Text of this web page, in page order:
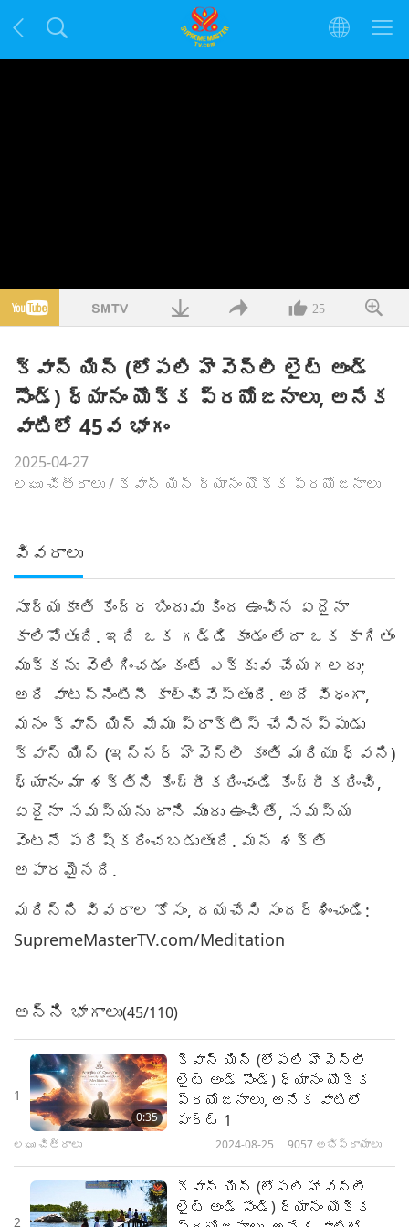
25
క్వాన్ యిన్ (లోపలి హెవెన్లీ లైట్ అండ్
సౌండ్) ధ్యానం యొక్క ప్రయోజనాలు, అనేక
వాటిలో 45వ భాగం
2025-04-27
లఘు చిత్రాలు/ క్వాన్ యిన్ ధ్యానం యొక్క ప్రయోజనాలు
వివరాలు
సూర్యకాంతి కేంద్ర బిందువు కింద ఉంచిన ఏదైనా
కాలిపోతుంది. ఇది ఒక గడ్డి కాండం లేదా ఒక కాగితం
ముక్కను వెలిగించడం కంటే ఎక్కువ చేయగలదు;
అది వాటన్నింటినీ కాల్చివేస్తుంది. అదే విధంగా,
మనం క్వాన్ యిన్ మేము ప్రాక్టీస్ చేసినప్పుడు
క్వాన్ యిన్ (ఇన్నర్ హెవెన్లీ కాంతి మరియు ధ్వని)
ధ్యానం మా శక్తిని కేంద్రీకరించండి కేంద్రీకరించి,
ఏదైనా సమస్యను దాని ముందు ఉంచితే, సమస్య
వెంటనే పరిష్కరించబడుతుంది. మన శక్తి
అపారమైనది.
మరిన్ని వివరాల కోసం, దయచేసి సందర్శించండి:
SupremeMasterTV.com/Meditation
అన్ని భాగాలు(45/110)
1
0:35
క్వాన్ యిన్ (లోపలి హెవెన్లీ
లైట్ అండ్ సౌండ్) ధ్యానం యొక్క
ప్రయోజనాలు, అనేక వాటిలో
పార్ట్ 1
లఘు చిత్రాలు 2024-08-25 9057 అభిప్రాయాలు
2
క్వాన్ యిన్ (లోపలి హెవెన్లీ
లైట్ అండ్ సౌండ్) ధ్యానం యొక్క